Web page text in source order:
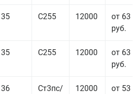
35 С255 12000
от 63
руб.
35 С255 12000
от 63
руб.
36
Ст3пс/
12000
от 53